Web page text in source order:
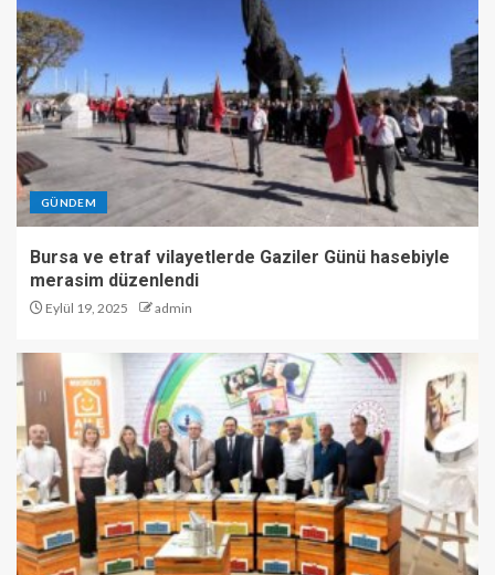
GÜNDEM
Bursa ve etraf vilayetlerde Gaziler Günü hasebiyle
merasim düzenlendi
Eylül 19, 2025 admin